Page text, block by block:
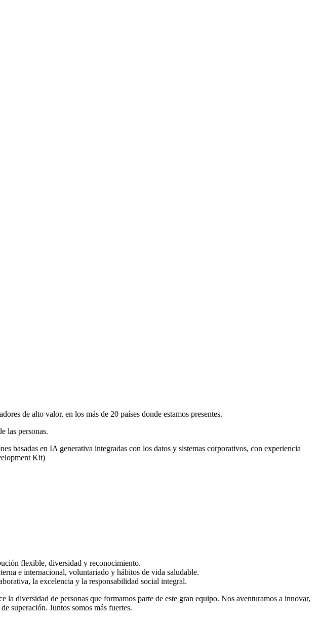
de alto valor, en los más de 20 países donde estamos presentes.
las personas.
basadas en IA generativa integradas con los datos y sistemas corporativos, con experiencia
Kit)
flexible, diversidad y reconocimiento.
e internacional, voluntariado y hábitos de vida saludable.
la excelencia y la responsabilidad social integral.
diversidad de personas que formamos parte de este gran equipo. Nos aventuramos a innovar,
superación. Juntos somos más fuertes.